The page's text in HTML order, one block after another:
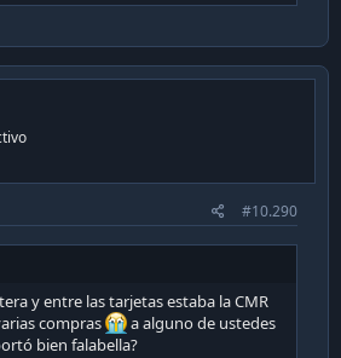
#10.290
y entre las tarjetas estaba la CMR
compras
a alguno de ustedes
bien falabella?